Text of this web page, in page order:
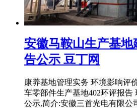
安徽马鞍山生产基地
告公示 豆丁网
康养基地管理实务 环境影响评
车零部件生产基地402环评报告
公示,简介:安徽三首光电有限公